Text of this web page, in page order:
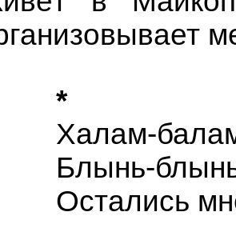
*
Халам-
Блынь-
Остались